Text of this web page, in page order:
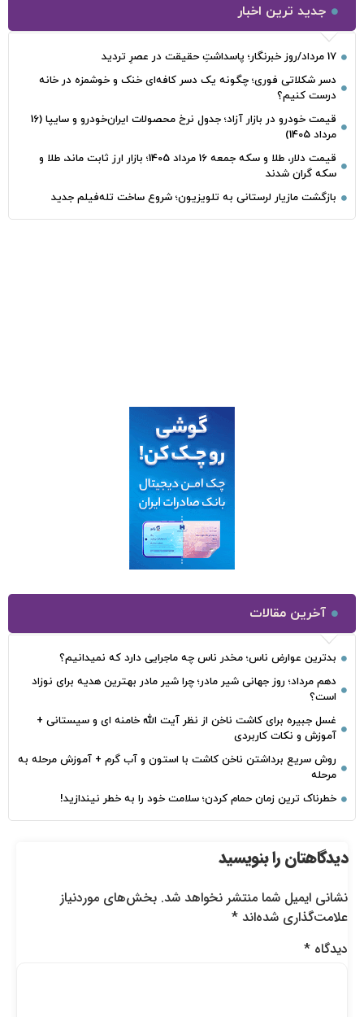
جدید ترین اخبار
17 مرداد/روز خبرنگار؛ پاسداشتِ حقیقت در عصرِ تردید
دسر شکلاتی فوری؛ چگونه یک دسر کافه‌ای خنک و خوشمزه در خانه
درست کنیم؟
قیمت خودرو در بازار آزاد؛ جدول نرخ محصولات ایران‌خودرو و سایپا (16
مرداد 1405)
قیمت دلار، طلا و سکه جمعه 16 مرداد 1405؛ بازار ارز ثابت ماند، طلا و
سکه گران شدند
بازگشت مازیار لرستانی به تلویزیون؛ شروع ساخت تله‌فیلم جدید
آخرین مقالات
بدترین عوارض ناس؛ مخدر ناس چه ماجرایی دارد که نمیدانیم؟
دهم مرداد؛ روز جهانی شیر مادر؛ چرا شیر مادر بهترین هدیه برای نوزاد
است؟
غسل جبیره برای کاشت ناخن از نظر آیت الله خامنه ای و سیستانی +
آموزش و نکات کاربردی
روش سریع برداشتن ناخن کاشت با استون و آب گرم + آموزش مرحله به
مرحله
خطرناک‌ ترین زمان‌ حمام کردن؛ سلامت خود را به خطر نیندازید!
دیدگاهتان را بنویسید
نشانی ایمیل شما منتشر نخواهد شد. بخش‌های موردنیاز
علامت‌گذاری شده‌اند*
دیدگاه*